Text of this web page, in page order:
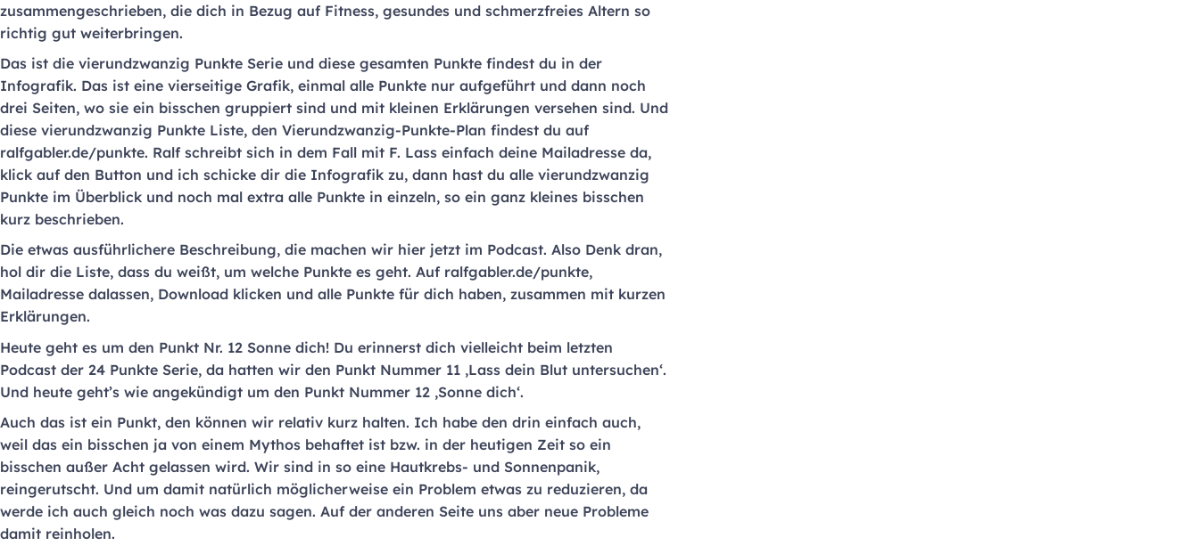
zusammengeschrieben, die dich in Bezug auf Fitness, gesundes und schmerzfreies Altern so
richtig gut weiterbringen.
Das ist die vierundzwanzig Punkte Serie und diese gesamten Punkte findest du in der
Infografik. Das ist eine vierseitige Grafik, einmal alle Punkte nur aufgeführt und dann noch
drei Seiten, wo sie ein bisschen gruppiert sind und mit kleinen Erklärungen versehen sind. Und
diese vierundzwanzig Punkte Liste, den Vierundzwanzig-Punkte-Plan findest du auf
ralfgabler.de/punkte. Ralf schreibt sich in dem Fall mit F. Lass einfach deine Mailadresse da,
klick auf den Button und ich schicke dir die Infografik zu, dann hast du alle vierundzwanzig
Punkte im Überblick und noch mal extra alle Punkte in einzeln, so ein ganz kleines bisschen
kurz beschrieben.
Die etwas ausführlichere Beschreibung, die machen wir hier jetzt im Podcast. Also Denk dran,
hol dir die Liste, dass du weißt, um welche Punkte es geht. Auf ralfgabler.de/punkte,
Mailadresse dalassen, Download klicken und alle Punkte für dich haben, zusammen mit kurzen
Erklärungen.
Heute geht es um den Punkt Nr. 12 Sonne dich! Du erinnerst dich vielleicht beim letzten
Podcast der 24 Punkte Serie, da hatten wir den Punkt Nummer 11 ‚Lass dein Blut untersuchen‘.
Und heute geht’s wie angekündigt um den Punkt Nummer 12 ‚Sonne dich‘.
Auch das ist ein Punkt, den können wir relativ kurz halten. Ich habe den drin einfach auch,
weil das ein bisschen ja von einem Mythos behaftet ist bzw. in der heutigen Zeit so ein
bisschen außer Acht gelassen wird. Wir sind in so eine Hautkrebs- und Sonnenpanik,
reingerutscht. Und um damit natürlich möglicherweise ein Problem etwas zu reduzieren, da
werde ich auch gleich noch was dazu sagen. Auf der anderen Seite uns aber neue Probleme
damit reinholen.